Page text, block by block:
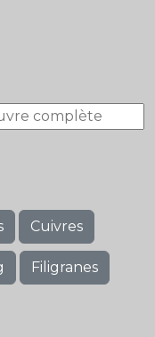
Cuivres
Filigranes